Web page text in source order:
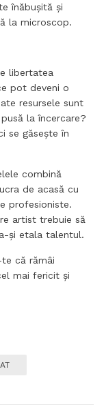
înăbușită și
la microscop.
libertatea
pot deveni o
resursele sunt
la încercare?
se găsește în
combină
de acasă cu
profesioniste.
artist trebuie să
și etala talentul.
că rămâi
mai fericit și